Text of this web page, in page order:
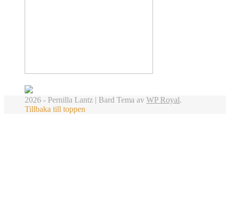
2026 - Pernilla Lantz | Bard Tema av WP Royal.
Tillbaka till toppen